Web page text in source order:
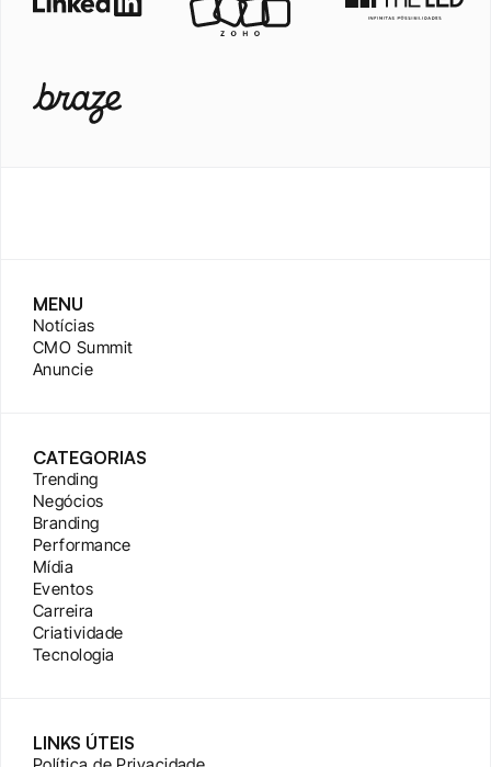
MENU
Notícias
CMO Summit
Anuncie
CATEGORIAS
Trending
Negócios
Branding
Performance
Mídia
Eventos
Carreira
Criatividade
Tecnologia
LINKS ÚTEIS